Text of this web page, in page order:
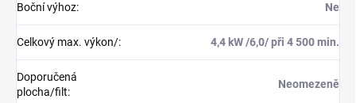
Boční výhoz: Ne
Celkový max. výkon/: 4,4 kW /6,0/ při 4 500 min.
Doporučená
plocha/filt:
Neomezeně